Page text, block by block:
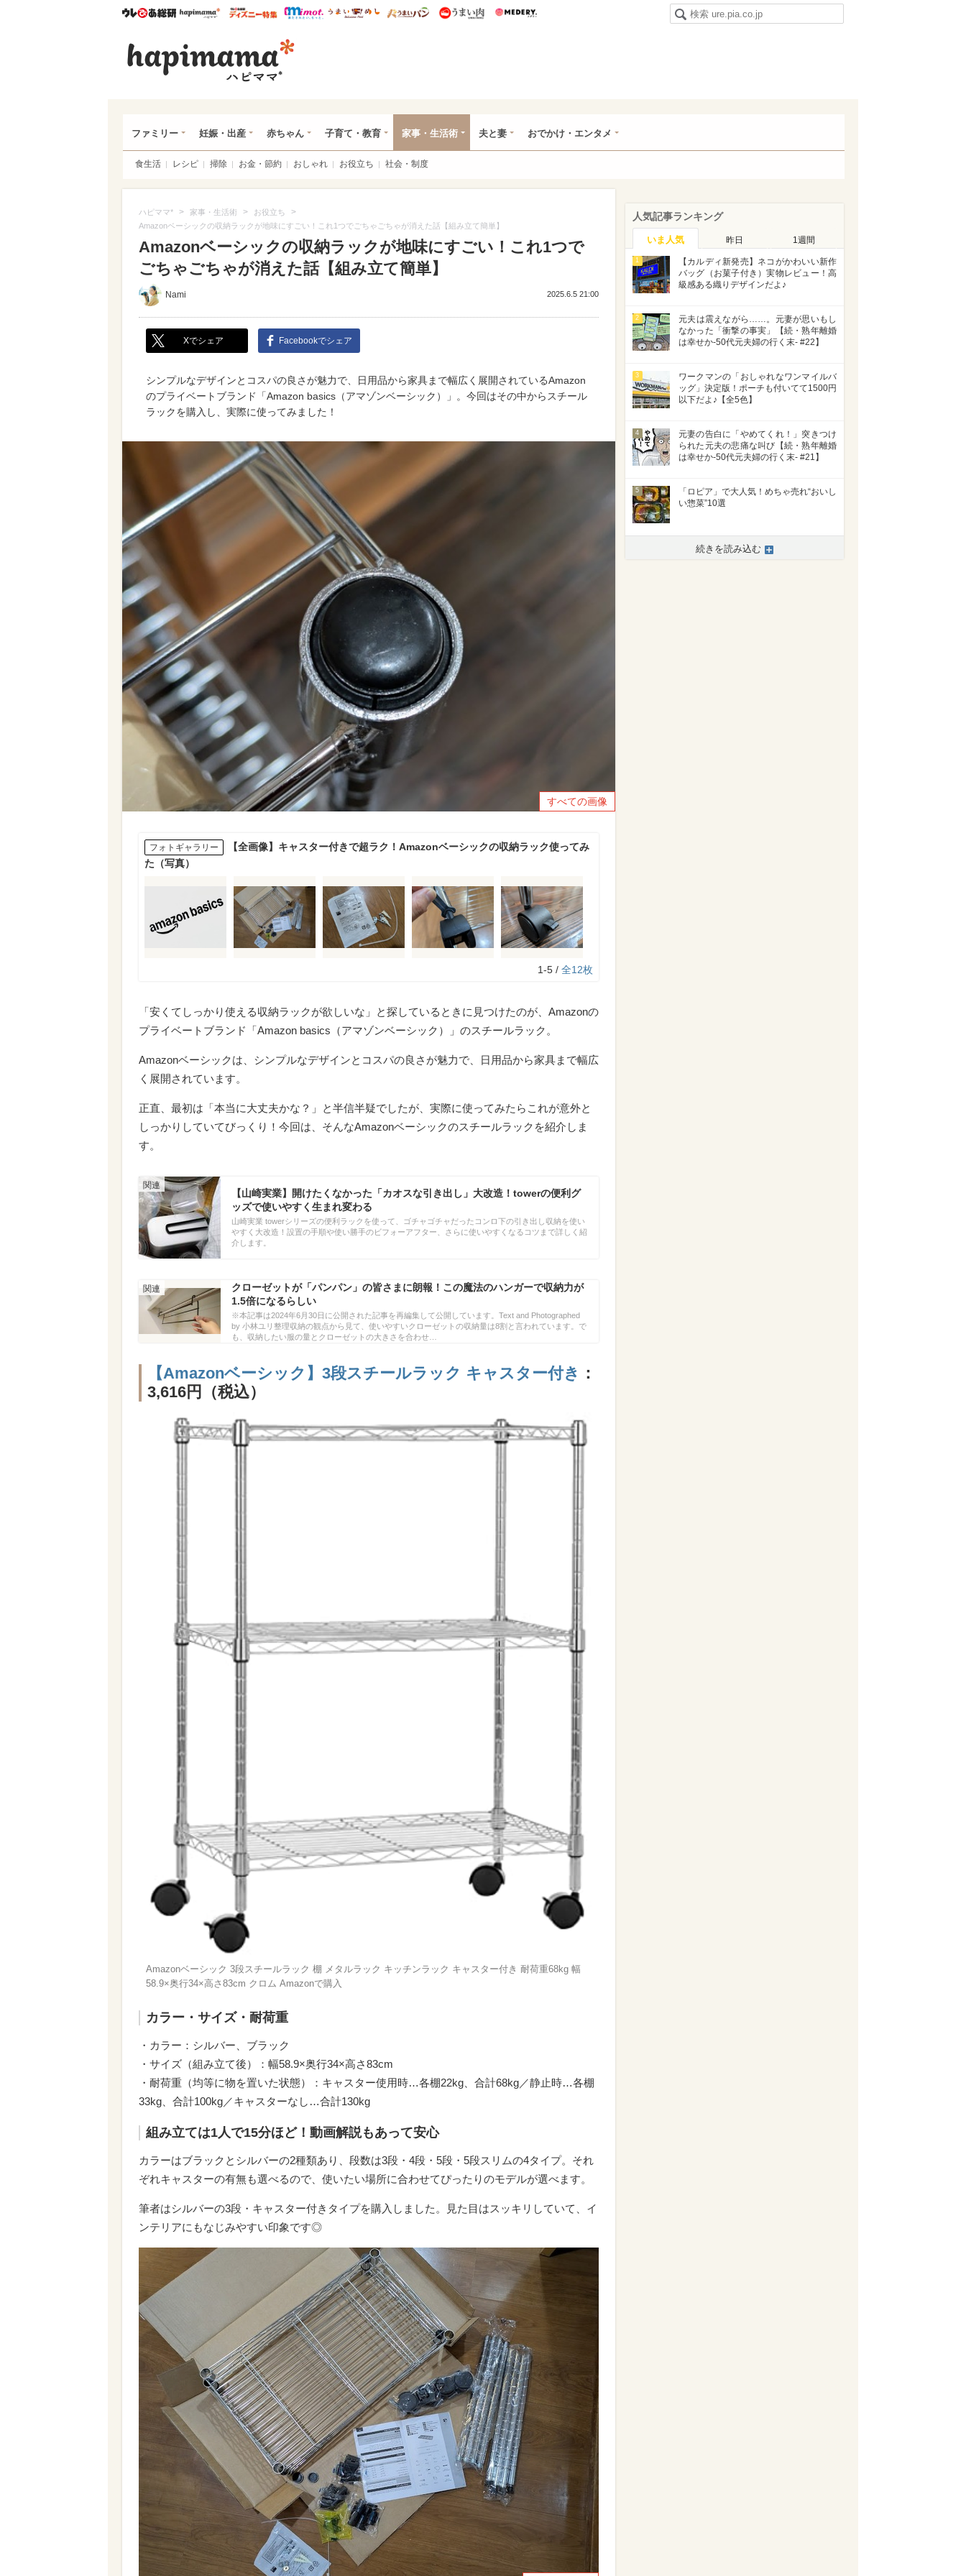
ウレぴあ総研ハピママ* ウレぴあ総研 ディズニー特集
mimot. うまいめし うまいパン うまい肉
ファミリー 妊娠・出産 赤ちゃん 子育て・教育 家事・生活術 夫と妻 おでかけ・エンタメ
食生活 レシピ 掃除 お金・節約 おしゃれ お役立ち 社会・制度
ハピママ* > 家事・生活術 > お役立ち >
Amazonベーシックの収納ラックが地味にすごい！これ1つでごちゃごちゃが消えた話【組み立て簡単】
Amazonベーシックの収納ラックが地味にすごい！これ1つで
ごちゃごちゃが消えた話【組み立て簡単】
Nami 2025.6.5 21:00
Xでシェア Facebookでシェア
シンプルなデザインとコスパの良さが魅力で、日用品から家具まで幅広く展開されているAmazon
のプライベートブランド「Amazon basics（アマゾンベーシック）」。今回はその中からスチール
ラックを購入し、実際に使ってみました！
すべての画像
フォトギャラリー
【全画像】キャスター付きで超ラク！Amazonベーシックの収納ラック使ってみ
た（写真）
1-5 / 全12枚
「安くてしっかり使える収納ラックが欲しいな」と探しているときに見つけたのが、Amazonの
プライベートブランド「Amazon basics（アマゾンベーシック）」のスチールラック。
Amazonベーシックは、シンプルなデザインとコスパの良さが魅力で、日用品から家具まで幅広
く展開されています。
正直、最初は「本当に大丈夫かな？」と半信半疑でしたが、実際に使ってみたらこれが意外と
しっかりしていてびっくり！今回は、そんなAmazonベーシックのスチールラックを紹介しま
す。
【山崎実業】開けたくなかった「カオスな引き出し」大改造！towerの便利グ
ッズで使いやすく生まれ変わる
山崎実業 towerシリーズの便利ラックを使って、ゴチャゴチャだったコンロ下の引き出し収納を使い
やすく大改造！設置の手順や使い勝手のビフォーアフター、さらに使いやすくなるコツまで詳しく紹
介します。
クローゼットが「パンパン」の皆さまに朗報！この魔法のハンガーで収納力が
1.5倍になるらしい
※本記事は2024年6月30日に公開された記事を再編集して公開しています。Text and Photographed
by 小林ユリ整理収納の観点から見て、使いやすいクローゼットの収納量は8割と言われています。で
も、収納したい服の量とクローゼットの大きさを合わせ…
【Amazonベーシック】3段スチールラック キャスター付き ：
3,616円（税込）
Amazonベーシック 3段スチールラック 棚 メタルラック キッチンラック キャスター付き 耐荷重68kg 幅
58.9×奥行34×高さ83cm クロム Amazonで購入
カラー・サイズ・耐荷重
・カラー：シルバー、ブラック
・サイズ（組み立て後）：幅58.9×奥行34×高さ83cm
・耐荷重（均等に物を置いた状態）：キャスター使用時…各棚22kg、合計68kg／静止時…各棚
33kg、合計100kg／キャスターなし…合計130kg
組み立ては1人で15分ほど！動画解説もあって安心
カラーはブラックとシルバーの2種類あり、段数は3段・4段・5段・5段スリムの4タイプ。それ
ぞれキャスターの有無も選べるので、使いたい場所に合わせてぴったりのモデルが選べます。
筆者はシルバーの3段・キャスター付きタイプを購入しました。見た目はスッキリしていて、イ
ンテリアにもなじみやすい印象です◎
人気記事ランキング
いま人気 昨日 1週間
1
【カルディ新発売】ネコがかわいい新作
バッグ（お菓子付き）実物レビュー！高
級感ある織りデザインだよ♪
2
元夫は震えながら……。元妻が思いもし
なかった「衝撃の事実」【続・熟年離婚
は幸せか-50代元夫婦の行く末- #22】
3
ワークマンの「おしゃれなワンマイルバ
ッグ」決定版！ポーチも付いてて1500円
以下だよ♪【全5色】
4
元妻の告白に「やめてくれ！」突きつけ
られた元夫の悲痛な叫び【続・熟年離婚
は幸せか-50代元夫婦の行く末- #21】
5
「ロピア」で大人気！めちゃ売れ“おいし
い惣菜”10選
続きを読み込む